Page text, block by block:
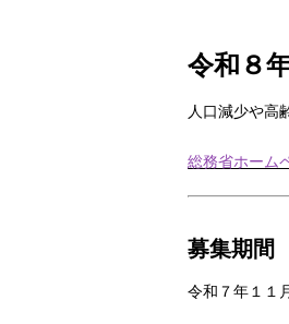
令和８
人口減少や高
総務省ホーム
募集期間
令和７年１１